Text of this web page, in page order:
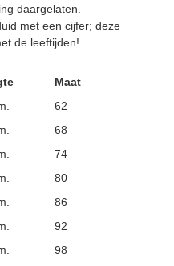
daargelaten.
met een cijfer; deze
de leeftijden!
Maat
62
68
74
80
86
92
98